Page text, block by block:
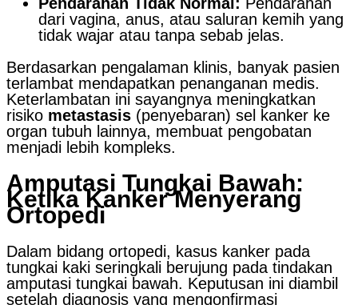
dari vagina, anus, atau saluran kemih yang
tidak wajar atau tanpa sebab jelas.
Berdasarkan pengalaman klinis, banyak pasien
terlambat mendapatkan penanganan medis.
Keterlambatan ini sayangnya meningkatkan
risiko metastasis (penyebaran) sel kanker ke
organ tubuh lainnya, membuat pengobatan
menjadi lebih kompleks.
Amputasi Tungkai Bawah:
Ketika Kanker Menyerang
Ortopedi
Dalam bidang ortopedi, kasus kanker pada
tungkai kaki seringkali berujung pada tindakan
amputasi tungkai bawah. Keputusan ini diambil
setelah diagnosis yang mengonfirmasi